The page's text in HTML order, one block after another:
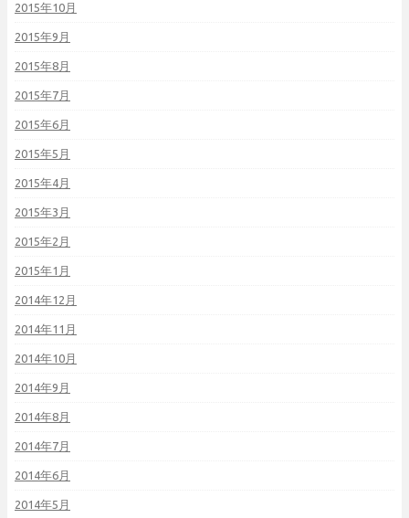
2015年10月
2015年9月
2015年8月
2015年7月
2015年6月
2015年5月
2015年4月
2015年3月
2015年2月
2015年1月
2014年12月
2014年11月
2014年10月
2014年9月
2014年8月
2014年7月
2014年6月
2014年5月